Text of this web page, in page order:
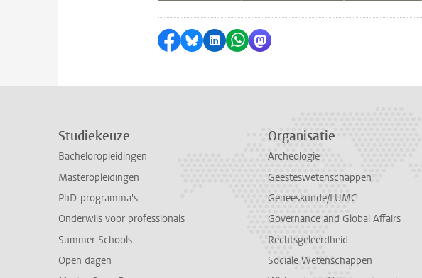
Delen op Facebook
Delen via Bluesky
Delen op LinkedIn
Delen via WhatsApp
Delen via Mastodon
Studiekeuze
Bacheloropleidingen
Masteropleidingen
PhD-programma's
Onderwijs voor professionals
Summer Schools
Open dagen
Organisatie
Archeologie
Geesteswetenschappen
Geneeskunde/LUMC
Governance and Global Affairs
Rechtsgeleerdheid
Sociale Wetenschappen